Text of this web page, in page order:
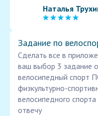
Наталья
Задание по
Сделать все в
ваш выбор 3 задание
велосипедный спорт
физкультурно-
велосипедного
отвечу